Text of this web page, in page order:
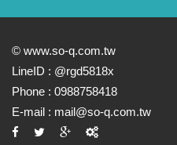
© www.so-q.com.tw
LineID : @rgd5818x
Phone : 0988758418
E-mail : mail@so-q.com.tw